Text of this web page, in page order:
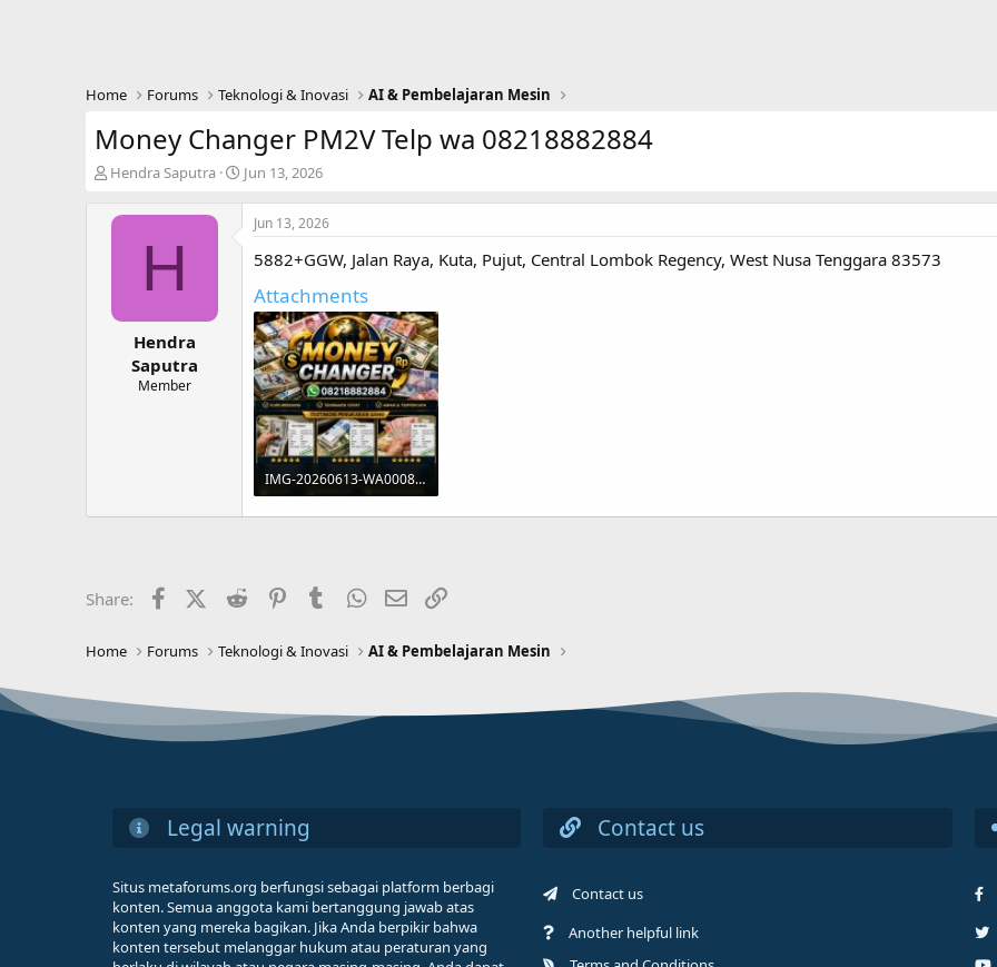
Home Forums Teknologi & Inovasi AI & Pembelajaran Mesin
Money Changer PM2V Telp wa 08218882884
T
t
Hendra Saputra
S
Jun 13, 2026
H
Hendra
Saputra
Member
Jun 13, 2026
5882+GGW, Jalan Raya, Kuta, Pujut, Central Lombok Regency, West Nusa Tenggara 83573
Attachments
IMG-20260613-WA0008.jpg
329 KB · Views: 3
Share: FacebookX (Twitter)
Reddit PinterestTumblr WhatsApp
Email
Home Forums Teknologi & Inovasi AI & Pembelajaran Mesin
Legal warning
Situs metaforums.org berfungsi sebagai platform berbagi
konten. Semua anggota kami bertanggung jawab atas
konten yang mereka bagikan. Jika Anda berpikir bahwa
konten tersebut melanggar hukum atau peraturan yang
Contact us
Contact us
Another helpful link